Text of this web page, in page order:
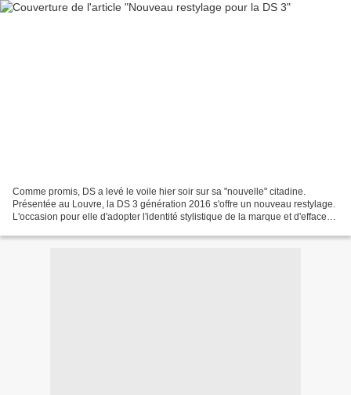
Comme promis, DS a levé le voile hier soir sur sa "nouvelle" citadine.
Présentée au Louvre, la DS 3 génération 2016 s'offre un nouveau restylage.
L'occasion pour elle d'adopter l'identité stylistique de la marque et d'effacer